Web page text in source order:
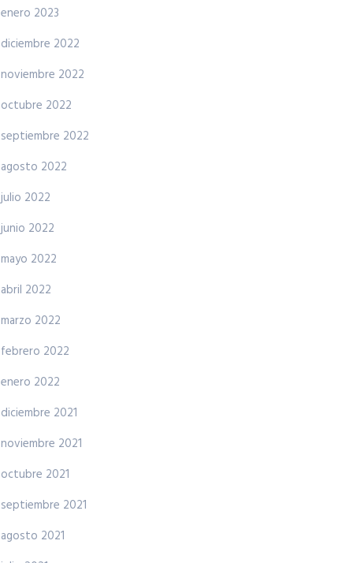
enero 2023
diciembre 2022
noviembre 2022
octubre 2022
septiembre 2022
agosto 2022
julio 2022
junio 2022
mayo 2022
abril 2022
marzo 2022
febrero 2022
enero 2022
diciembre 2021
noviembre 2021
octubre 2021
septiembre 2021
agosto 2021